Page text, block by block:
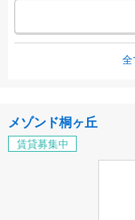
メゾンド桐ヶ丘
賃貸募集中